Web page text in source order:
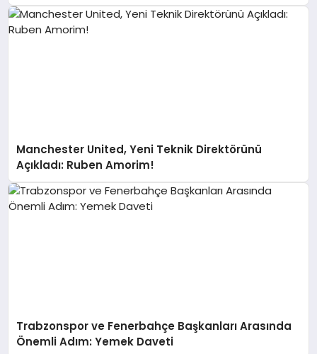
Manchester United, Yeni Teknik Direktörünü
Açıkladı: Ruben Amorim!
Trabzonspor ve Fenerbahçe Başkanları Arasında
Önemli Adım: Yemek Daveti